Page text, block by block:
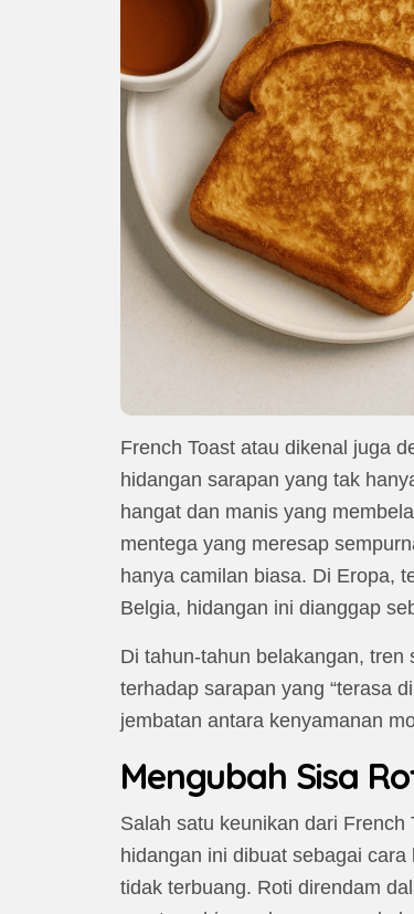
French Toast atau dikenal juga
hidangan sarapan yang tak
hangat dan manis yang
mentega yang meresap
hanya camilan biasa. Di Eropa,
Belgia, hidangan ini dianggap
Di tahun-tahun belakangan,
terhadap sarapan yang “terasa
jembatan antara kenyamanan
Mengubah Sisa
Salah satu keunikan dari
hidangan ini dibuat sebagai
tidak terbuang. Roti direndam